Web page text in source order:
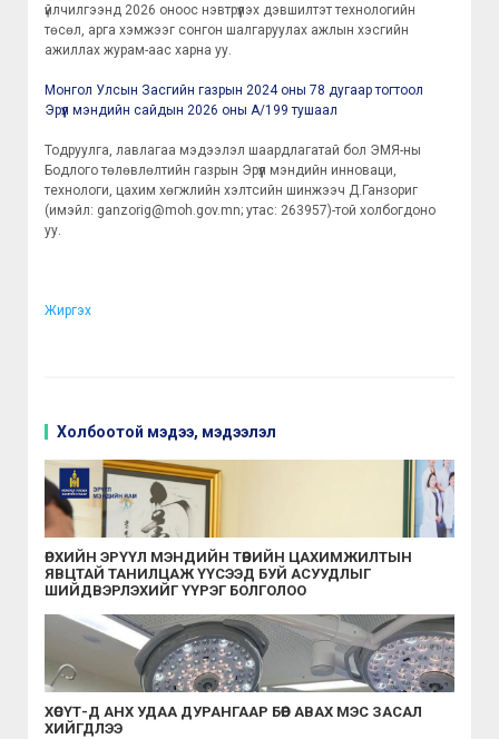
үйлчилгээнд 2026 оноос нэвтрүүлэх дэвшилтэт технологийн
төсөл, арга хэмжээг сонгон шалгаруулах ажлын хэсгийн
ажиллах журам-аас харна уу.
Монгол Улсын Засгийн газрын 2024 оны 78 дугаар тогтоол
Эрүүл мэндийн сайдын 2026 оны А/199 тушаал
Тодруулга, лавлагаа мэдээлэл шаардлагатай бол ЭМЯ-ны
Бодлого төлөвлөлтийн газрын Эрүүл мэндийн инноваци,
технологи, цахим хөгжлийн хэлтсийн шинжээч Д.Ганзориг
(имэйл: ganzorig@moh.gov.mn; утас: 263957)-той холбогдоно
уу.
Жиргэх
Холбоотой мэдээ, мэдээлэл
ӨРХИЙН ЭРҮҮЛ МЭНДИЙН ТӨВИЙН ЦАХИМЖИЛТЫН
ЯВЦТАЙ ТАНИЛЦАЖ ҮҮСЭЭД БУЙ АСУУДЛЫГ
ШИЙДВЭРЛЭХИЙГ ҮҮРЭГ БОЛГОЛОО
ХӨСҮТ-Д АНХ УДАА ДУРАНГААР БӨӨР АВАХ МЭС ЗАСАЛ
ХИЙГДЛЭЭ